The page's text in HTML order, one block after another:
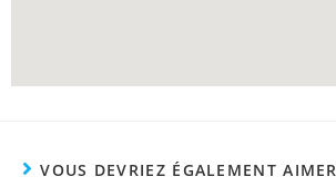
VOUS DEVRIEZ ÉGALEMENT AIMER